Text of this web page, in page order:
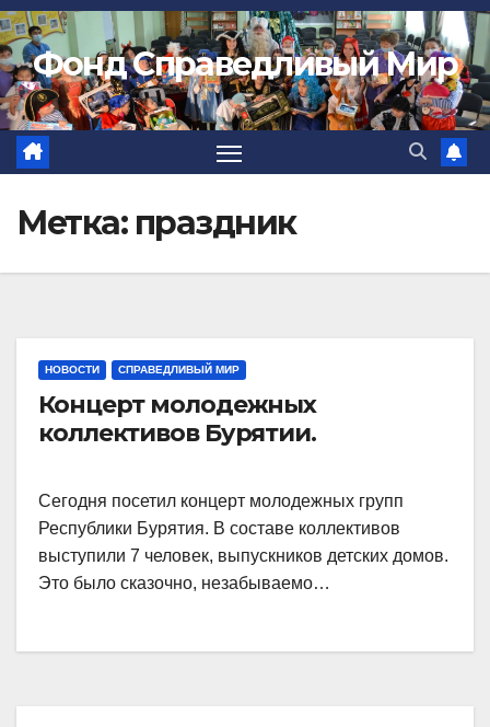
Фонд Справедливый Мир
Метка: праздник
НОВОСТИ СПРАВЕДЛИВЫЙ МИР
Концерт молодежных
коллективов Бурятии.
Сегодня посетил концерт молодежных групп
Республики Бурятия. В составе коллективов
выступили 7 человек, выпускников детских домов.
Это было сказочно, незабываемо…